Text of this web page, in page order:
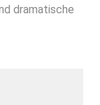
dramatische